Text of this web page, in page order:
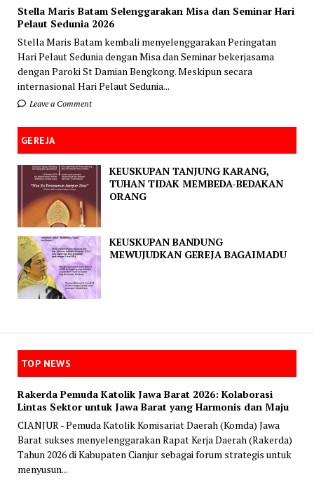
Stella Maris Batam Selenggarakan Misa dan Seminar Hari
Pelaut Sedunia 2026
Stella Maris Batam kembali menyelenggarakan Peringatan
Hari Pelaut Sedunia dengan Misa dan Seminar bekerjasama
dengan Paroki St Damian Bengkong. Meskipun secara
internasional Hari Pelaut Sedunia...
Leave a Comment
GEREJA
KEUSKUPAN TANJUNG KARANG,
TUHAN TIDAK MEMBEDA-BEDAKAN
ORANG
KEUSKUPAN BANDUNG
MEWUJUDKAN GEREJA BAGAIMADU
TOP NEWS
Rakerda Pemuda Katolik Jawa Barat 2026: Kolaborasi
Lintas Sektor untuk Jawa Barat yang Harmonis dan Maju
CIANJUR - Pemuda Katolik Komisariat Daerah (Komda) Jawa
Barat sukses menyelenggarakan Rapat Kerja Daerah (Rakerda)
Tahun 2026 di Kabupaten Cianjur sebagai forum strategis untuk
menyusun...